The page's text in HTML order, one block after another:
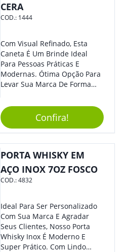
CERA
COD.: 1444
Com Visual Refinado, Esta
Caneta É Um Brinde Ideal
Para Pessoas Práticas E
Modernas. Ótima Opção Para
Levar Sua Marca De Forma
Sua Empresa Em Eventos,
Reuniões Corporativas Ou Até
Mesmo Para Presentear
Colaboradores.
Confira!
PORTA WHISKY EM
AÇO INOX 7OZ FOSCO
COD.:4832
Ideal Para Ser Personalizado
Com Sua Marca E Agradar
Seus Clientes, Nosso Porta
Whisky Inox É Moderno E
Super Prático. Com Lindo